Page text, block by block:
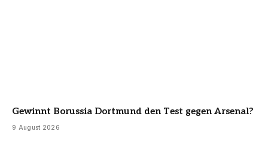
Gewinnt Borussia Dortmund den Test gegen Arsenal?
9 August 2026